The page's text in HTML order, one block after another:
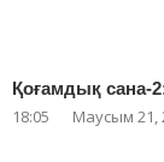
Қоғамдық сана-
18:05 Маусым 21,